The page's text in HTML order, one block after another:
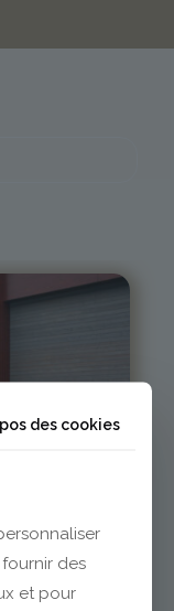
des cookies
des
et pour